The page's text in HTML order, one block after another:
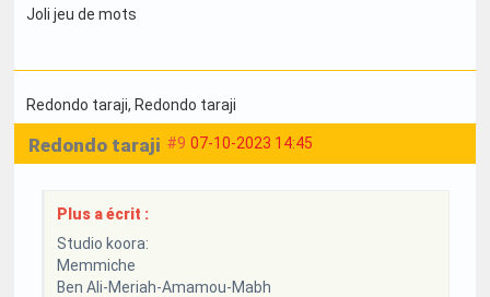
Joli jeu de mots
Redondo taraji, Redondo taraji
#9 07-10-2023 14:45
Redondo taraji
Plus a écrit :
Studio koora:
Memmiche
Ben Ali-Meriah-Amamou-Mabh